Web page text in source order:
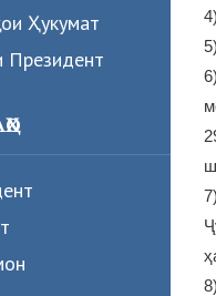
Ҳукумат
Президент